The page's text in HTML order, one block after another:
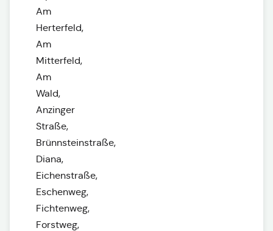
Am
Herterfeld,
Am
Mitterfeld,
Am
Wald,
Anzinger
Straße,
Brünnsteinstraße,
Diana,
Eichenstraße,
Eschenweg,
Fichtenweg,
Forstweg,